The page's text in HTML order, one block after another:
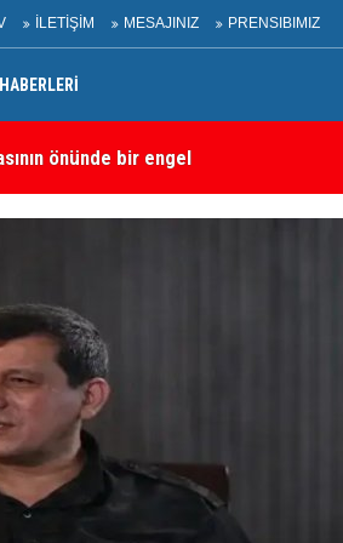
İLETİŞİM MESAJINIZ PRENSIBIMIZ
önünde bir engel yok